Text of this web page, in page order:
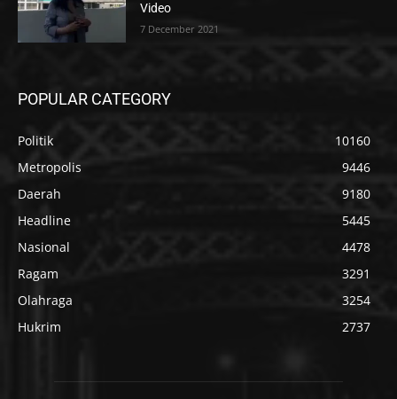
Video
7 December 2021
POPULAR CATEGORY
Politik
10160
Metropolis
9446
Daerah
9180
Headline
5445
Nasional
4478
Ragam
3291
Olahraga
3254
Hukrim
2737